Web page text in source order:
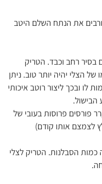
וצורבים את הנתח השלם היטב
בסיר רחב וכבד. הטריק
כך טעמו של הצלי יהיה יותר טוב. ניתן
לו ובכך ליצור רוטב איכותי
הבישול.
פורסים פרוסות בעובי של
לצמצם אותו קודם)
הסבלנות. הטריק לצלי